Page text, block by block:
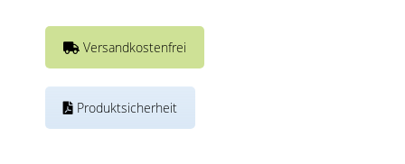
Versandkostenfrei
Produktsicherheit